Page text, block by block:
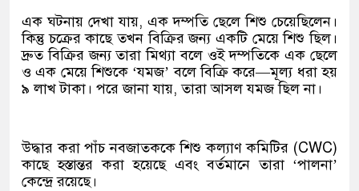
এক ঘটনায় দেখা যায়, এক দম্পতি ছেলে শিশু চেয়েছিলেন।
কিন্তু চক্রের কাছে তখন বিক্রির জন্য একটি মেয়ে শিশু ছিল।
দ্রুত বিক্রির জন্য তারা মিথ্যা বলে ওই দম্পতিকে এক ছেলে
ও এক মেয়ে শিশুকে ‘যমজ’ বলে বিক্রি করে—মূল্য ধরা হয়
৯ লাখ টাকা। পরে জানা যায়, তারা আসল যমজ ছিল না।
উদ্ধার করা পাঁচ নবজাতককে শিশু কল্যাণ কমিটির (CWC)
কাছে হস্তান্তর করা হয়েছে এবং বর্তমানে তারা ‘পালনা’
কেন্দ্রে রয়েছে।